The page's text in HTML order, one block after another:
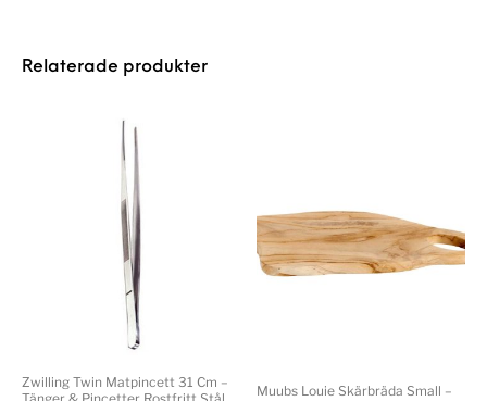
Relaterade produkter
Zwilling Twin Matpincett 31 Cm –
Muubs Louie Skärbräda Small –